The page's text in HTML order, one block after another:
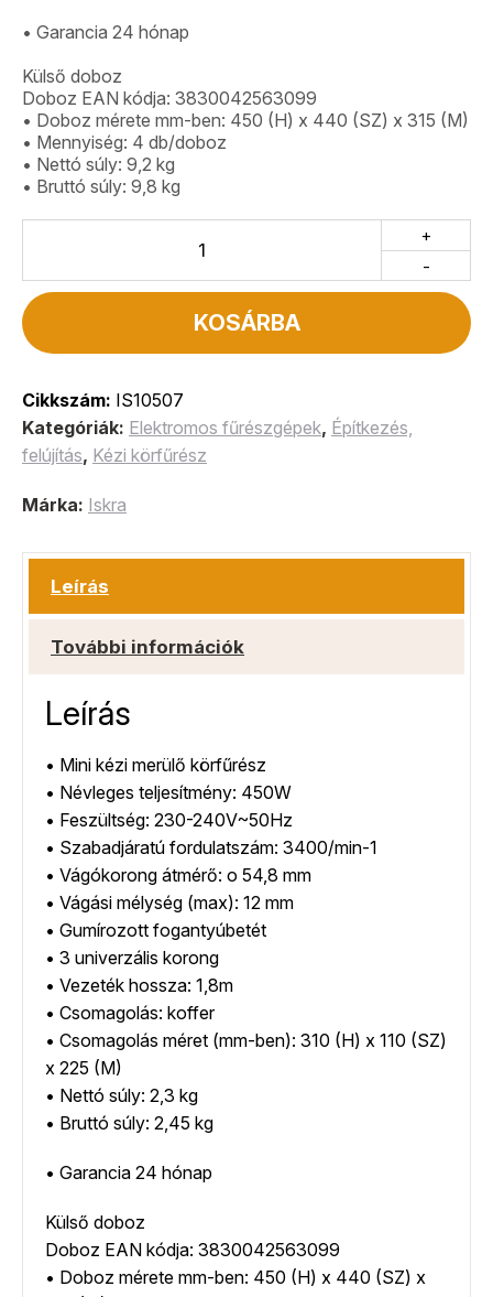
• Garancia 24 hónap
Külső doboz
Doboz EAN kódja: 3830042563099
• Doboz mérete mm-ben: 450 (H) x 440 (SZ) x 315 (M)
• Mennyiség: 4 db/doboz
• Nettó súly: 9,2 kg
• Bruttó súly: 9,8 kg
-
+
KOSÁRBA
Cikkszám: IS10507
Kategóriák: Elektromos fűrészgépek, Építkezés,
felújítás, Kézi körfűrész
Márka: Iskra
Leírás
További információk
Leírás
• Mini kézi merülő körfűrész
• Névleges teljesítmény: 450W
• Feszültség: 230-240V~50Hz
• Szabadjáratú fordulatszám: 3400/min-1
• Vágókorong átmérő: o 54,8 mm
• Vágási mélység (max): 12 mm
• Gumírozott fogantyúbetét
• 3 univerzális korong
• Vezeték hossza: 1,8m
• Csomagolás: koffer
• Csomagolás méret (mm-ben): 310 (H) x 110 (SZ)
x 225 (M)
• Nettó súly: 2,3 kg
• Bruttó súly: 2,45 kg
• Garancia 24 hónap
Külső doboz
Doboz EAN kódja: 3830042563099
• Doboz mérete mm-ben: 450 (H) x 440 (SZ) x